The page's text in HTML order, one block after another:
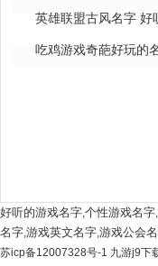
字
英雄联盟古风名字 好
吃鸡游戏奇葩好玩的
好听的游戏名字,个性游戏名字,
名字,游戏英文名字,游戏公会
苏icp备12007328号-1 九游j9下